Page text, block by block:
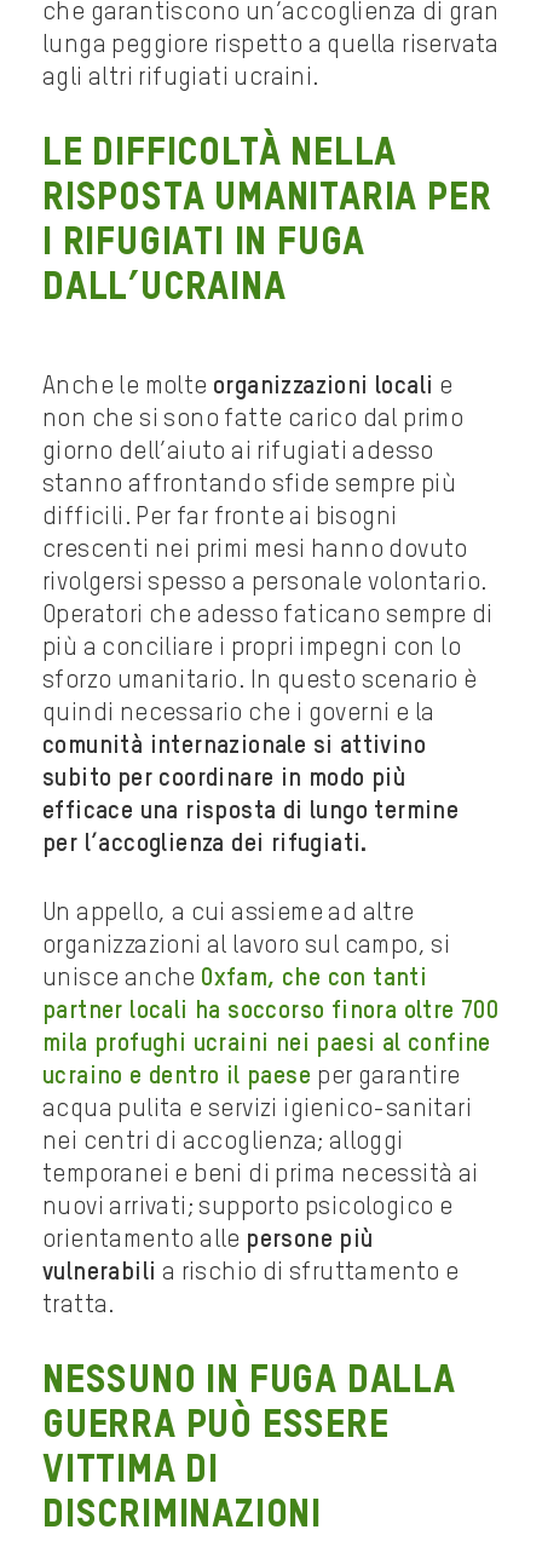
che garantiscono un’accoglienza di gran
lunga peggiore rispetto a quella riservata
agli altri rifugiati ucraini.
Le difficoltà nella
risposta umanitaria per
i rifugiati in fuga
dall’Ucraina
Anche le molte organizzazioni locali e
non che si sono fatte carico dal primo
giorno dell’aiuto ai rifugiati adesso
stanno affrontando sfide sempre più
difficili. Per far fronte ai bisogni
crescenti nei primi mesi hanno dovuto
rivolgersi spesso a personale volontario.
Operatori che adesso faticano sempre di
più a conciliare i propri impegni con lo
sforzo umanitario. In questo scenario è
quindi necessario che i governi e la
comunità internazionale si attivino
subito per coordinare in modo più
efficace una risposta di lungo termine
per l’accoglienza dei rifugiati.
Un appello, a cui assieme ad altre
organizzazioni al lavoro sul campo, si
unisce anche Oxfam, che con tanti
partner locali ha soccorso finora oltre 700
mila profughi ucraini nei paesi al confine
ucraino e dentro il paese per garantire
acqua pulita e servizi igienico-sanitari
nei centri di accoglienza; alloggi
temporanei e beni di prima necessità ai
nuovi arrivati; supporto psicologico e
orientamento alle persone più
vulnerabili a rischio di sfruttamento e
tratta.
Nessuno in fuga dalla
guerra può essere
vittima di
discriminazioni